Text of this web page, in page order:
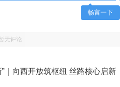
畅言一下
无评论
”｜向西开放筑枢纽 丝路核心启新